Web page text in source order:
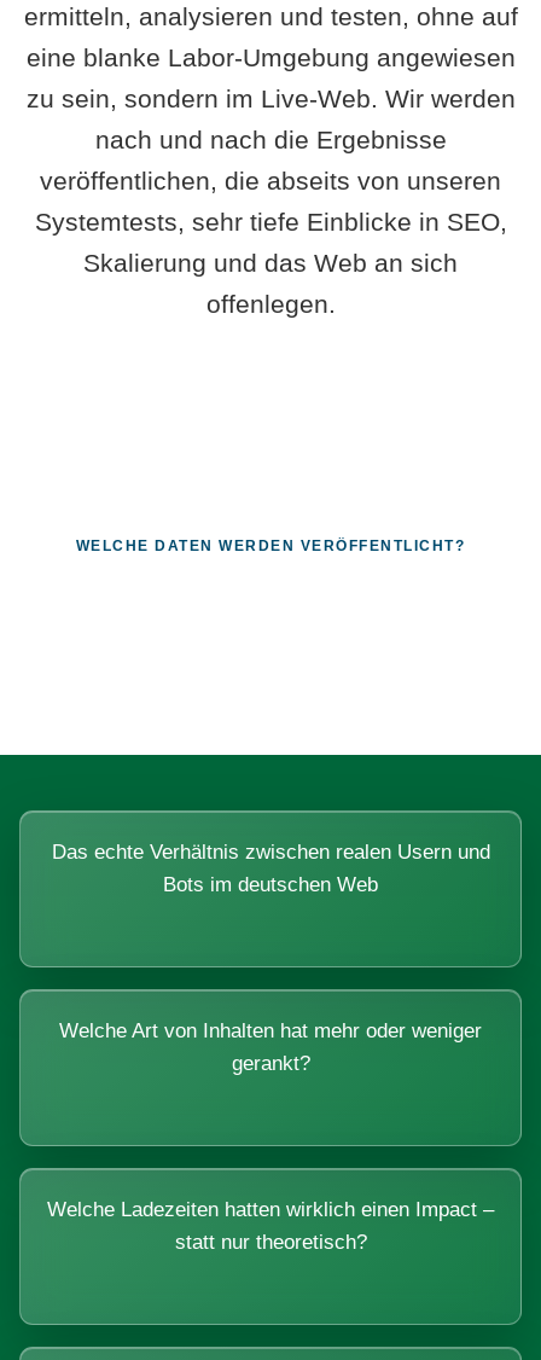
ermitteln, analysieren und testen, ohne auf
eine blanke Labor-Umgebung angewiesen
zu sein, sondern im Live-Web. Wir werden
nach und nach die Ergebnisse
veröffentlichen, die abseits von unseren
Systemtests, sehr tiefe Einblicke in SEO,
Skalierung und das Web an sich
offenlegen.
WELCHE DATEN WERDEN VERÖFFENTLICHT?
Das echte Verhältnis zwischen realen Usern und
Bots im deutschen Web
Welche Art von Inhalten hat mehr oder weniger
gerankt?
Welche Ladezeiten hatten wirklich einen Impact –
statt nur theoretisch?